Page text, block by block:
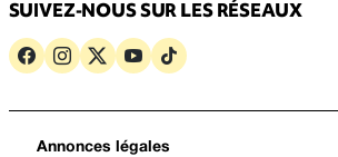
SUIVEZ-NOUS SUR LES RÉSEAUX
Annonces légales